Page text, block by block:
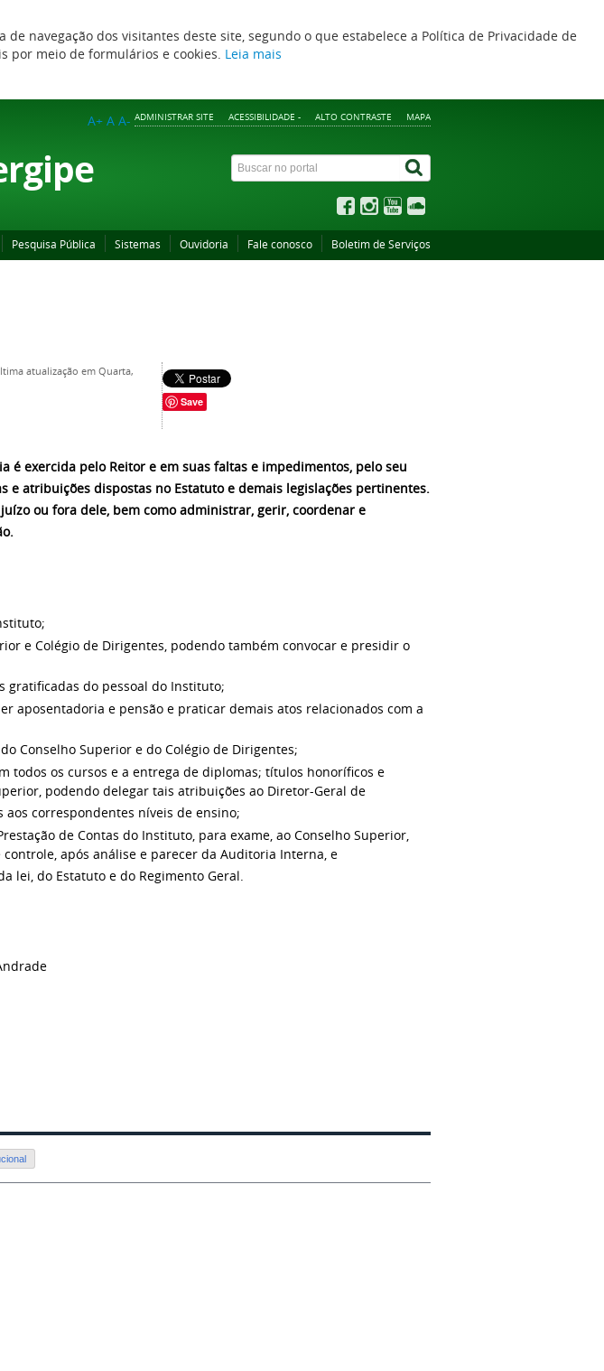
navegação dos visitantes deste site, segundo o que estabelece a Política de Privacidade de
por meio de formulários e cookies. Leia mais
ADMINISTRAR SITE ACESSIBILIDADE - ALTO CONTRASTE MAPA
A+ A A-
Pesquisa Pública Sistemas Ouvidoria Fale conosco Boletim de Serviços
atualização em Quarta,
Save
é exercida pelo Reitor e em suas faltas e impedimentos, pelo seu
e atribuições dispostas no Estatuto e demais legislações pertinentes.
ou fora dele, bem como administrar, gerir, coordenar e
e Colégio de Dirigentes, podendo também convocar e presidir o
gratificadas do pessoal do Instituto;
aposentadoria e pensão e praticar demais atos relacionados com a
Conselho Superior e do Colégio de Dirigentes;
todos os cursos e a entrega de diplomas; títulos honoríficos e
podendo delegar tais atribuições ao Diretor-Geral de
aos correspondentes níveis de ensino;
de Contas do Instituto, para exame, ao Conselho Superior,
após análise e parecer da Auditoria Interna, e
lei, do Estatuto e do Regimento Geral.